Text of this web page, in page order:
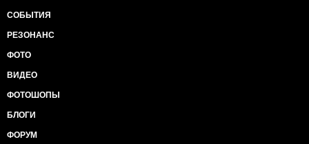
СОБЫТИЯ
РЕЗОНАНС
ФОТО
ВИДЕО
ФОТОШОПЫ
БЛОГИ
ФОРУМ